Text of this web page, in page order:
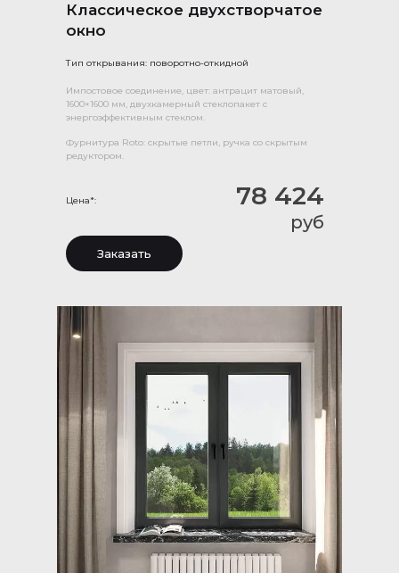
Классическое двухстворчатое
окно
Тип открывания: поворотно-откидной
78 424
руб
Цена*:
Импостовое соединение, цвет: антрацит матовый,
1600×1600 мм, двухкамерный стеклопакет с
энергоэффективным стеклом.
Фурнитура Roto: скрытые петли, ручка со скрытым
редуктором.
Заказать